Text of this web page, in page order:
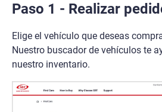
Paso 1 - Realizar
Elige el vehículo que deseas
Nuestro buscador de vehículos te
nuestro inventario.